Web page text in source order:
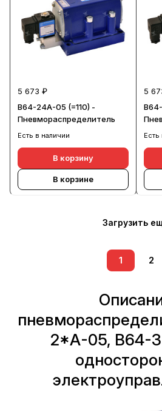
5 673 ₽
В64-24А-05 (=110) -
Пневмораспределитель
Есть в наличии
В корзину
В корзине
5
Есть
Загрузить
1 2
2*А-05, В64-